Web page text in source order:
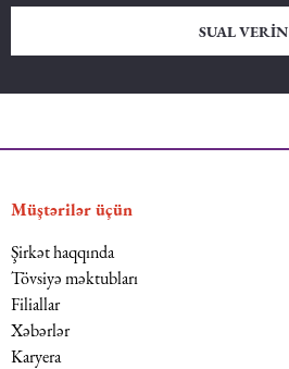
SUAL VERIN
Müştərilər üçün
Şirkət haqqında
Tövsiyə məktubları
Filiallar
Xəbərlər
Karyera